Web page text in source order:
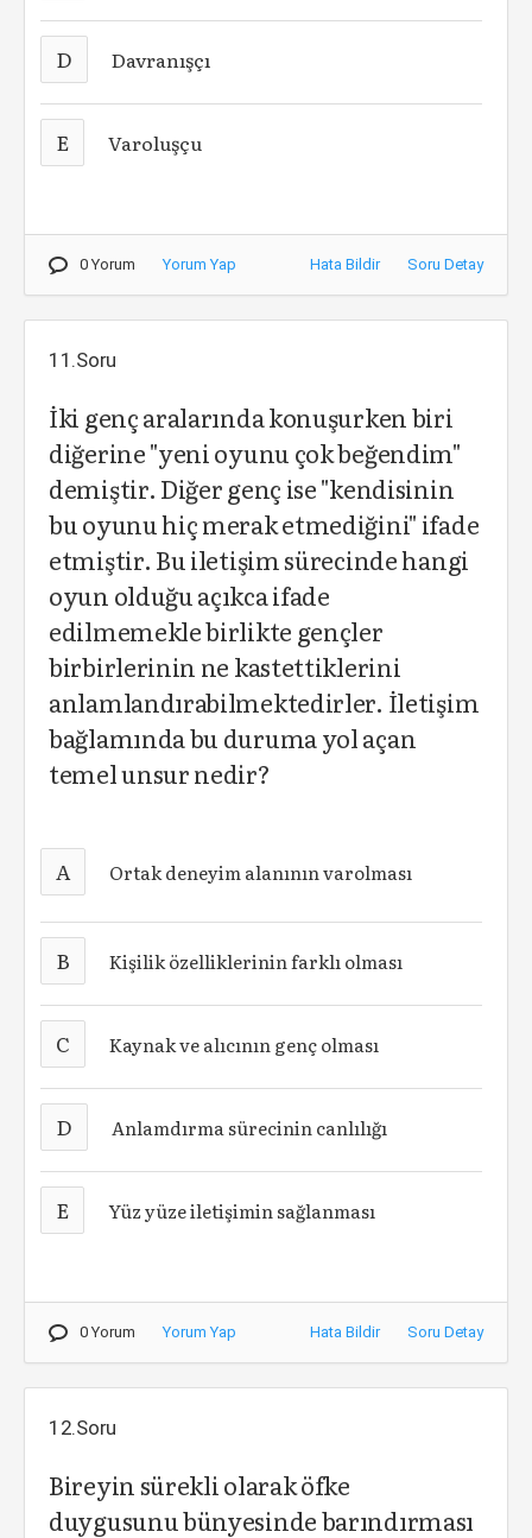
D Davranışçı
E Varoluşçu
0 Yorum Yorum Yap Hata Bildir Soru Detay
11.Soru
İki genç aralarında konuşurken biri
diğerine "yeni oyunu çok beğendim"
demiştir. Diğer genç ise "kendisinin
bu oyunu hiç merak etmediğini" ifade
etmiştir. Bu iletişim sürecinde hangi
oyun olduğu açıkca ifade
edilmemekle birlikte gençler
birbirlerinin ne kastettiklerini
anlamlandırabilmektedirler. İletişim
bağlamında bu duruma yol açan
temel unsur nedir?
A Ortak deneyim alanının varolması
B Kişilik özelliklerinin farklı olması
C Kaynak ve alıcının genç olması
D Anlamdırma sürecinin canlılığı
E Yüz yüze iletişimin sağlanması
0 Yorum Yorum Yap Hata Bildir Soru Detay
12.Soru
Bireyin sürekli olarak öfke
duygusunu bünyesinde barındırması